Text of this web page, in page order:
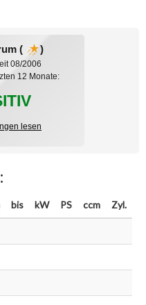
( )
08/2006
12 Monate:
lesen
bis kW PS ccm Zyl.